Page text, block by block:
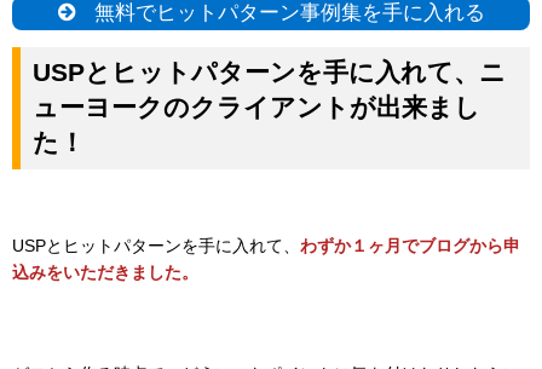
無料でヒットパターン事例集を手に入れる
USPとヒットパターンを手に入れて、ニ
ューヨークのクライアントが出来まし
た！
USPとヒットパターンを手に入れて、 わずか１ヶ月でブログから申
込みをいただきました。